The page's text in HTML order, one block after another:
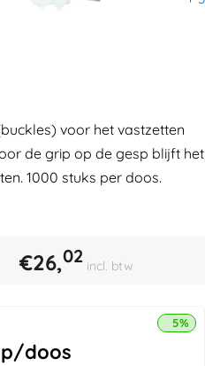
voor het vastzetten
de grip op de gesp blijft het
1000 stuks per doos.
€26,02 incl. btw
p/doos
5%